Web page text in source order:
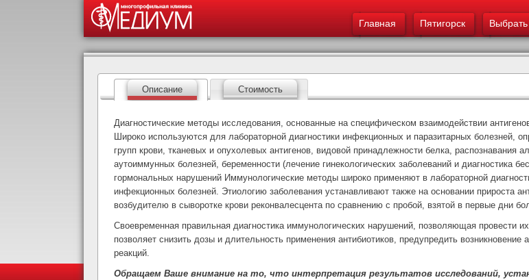
содержанию
Главная
Пятигорск
Описание Стоимость
Диагностические методы исследования, основанные на специфическом взаимодействии
Широко используются для лабораторной диагностики инфекционных и паразитарных болезней,
групп крови, тканевых и опухолевых антигенов, видовой принадлежности белка, распознавания
аутоиммунных болезней, беременности (лечение гинекологических заболеваний и диагностика
гормональных нарушений Иммунологические методы широко применяют в лабораторной
инфекционных болезней. Этиологию заболевания устанавливают также на основании прироста
возбудителю в сыворотке крови реконвалесцента по сравнению с пробой, взятой в первые дни
Своевременная правильная диагностика иммунологических нарушений, позволяющая провести
позволяет снизить дозы и длительность применения антибиотиков, предупредить возникновение
реакций.
Обращаем Ваше внимание на то, что интерпретация результатов исследований,